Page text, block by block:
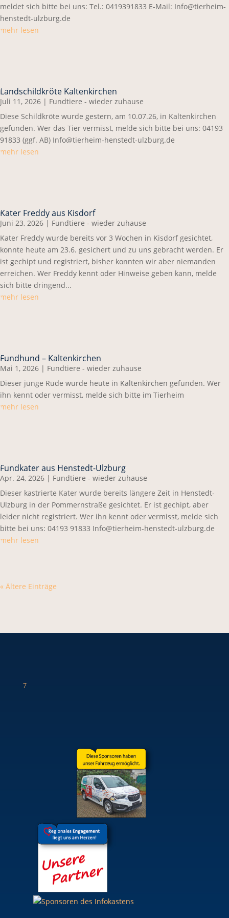
meldet sich bitte bei uns: Tel.: 0419391833 E-Mail: Info@tierheim-
henstedt-ulzburg.de
mehr lesen
Landschildkröte Kaltenkirchen
Juli 11, 2026 | Fundtiere - wieder zuhause
Diese Schildkröte wurde gestern, am 10.07.26, in Kaltenkirchen
gefunden. Wer das Tier vermisst, melde sich bitte bei uns: 04193
91833 (ggf. AB) Info@tierheim-henstedt-ulzburg.de
mehr lesen
Kater Freddy aus Kisdorf
Juni 23, 2026 | Fundtiere - wieder zuhause
Kater Freddy wurde bereits vor 3 Wochen in Kisdorf gesichtet,
konnte heute am 23.6. gesichert und zu uns gebracht werden. Er
ist gechipt und registriert, bisher konnten wir aber niemanden
erreichen. Wer Freddy kennt oder Hinweise geben kann, melde
sich bitte dringend...
mehr lesen
Fundhund – Kaltenkirchen
Mai 1, 2026 | Fundtiere - wieder zuhause
Dieser junge Rüde wurde heute in Kaltenkirchen gefunden. Wer
ihn kennt oder vermisst, melde sich bitte im Tierheim
mehr lesen
Fundkater aus Henstedt-Ulzburg
Apr. 24, 2026 | Fundtiere - wieder zuhause
Dieser kastrierte Kater wurde bereits längere Zeit in Henstedt-
Ulzburg in der Pommernstraße gesichtet. Er ist gechipt, aber
leider nicht registriert. Wer ihn kennt oder vermisst, melde sich
bitte bei uns: 04193 91833 Info@tierheim-henstedt-ulzburg.de
mehr lesen
« Ältere Einträge
7